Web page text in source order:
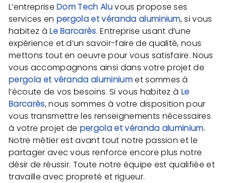
L’entrepriseDom Tech Aluvous propose ses
services en pergola et véranda aluminium, si vous
habitez àLe Barcarès. Entreprise usant d’une
expérience et d’un savoir-faire de qualité, nous
mettons tout en oeuvre pour vous satisfaire. Nous
vous accompagnons ainsi dans votre projet de
pergola et véranda aluminiumet sommes à
l’écoute de vos besoins. Si vous habitez à Le
Barcarès, nous sommes à votre disposition pour
vous transmettre les renseignements nécessaires
à votre projet de pergola et véranda aluminium.
Notre métier est avant tout notre passion et le
partager avec vous renforce encore plus notre
désir de réussir. Toute notre équipe est qualifiée et
travaille avec propreté et rigueur.